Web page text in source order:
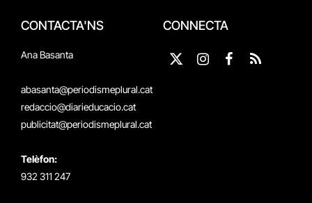
CONTACTA'NS
Ana Basanta
abasanta@periodismeplural.cat
redaccio@diarieducacio.cat
publicitat@periodismeplural.cat
Telèfon:
932 311 247
CONNECTA
X
Instagram
Facebook
RSS